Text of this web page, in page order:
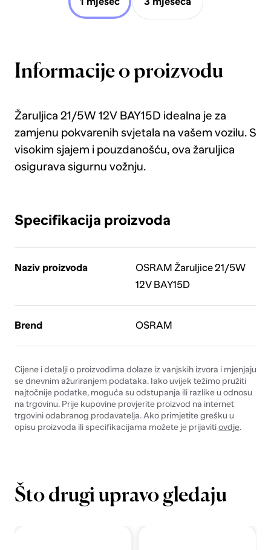
Informacije o proizvodu
Žaruljica 21/5W 12V BAY15D idealna je za
zamjenu pokvarenih svjetala na vašem vozilu. S
visokim sjajem i pouzdanošću, ova žaruljica
osigurava sigurnu vožnju.
Specifikacija proizvoda
Naziv proizvoda
OSRAM Žaruljice 21/5W
12V BAY15D
Brend OSRAM
Cijene i detalji o proizvodima dolaze iz vanjskih izvora i mjenjaju
se dnevnim ažuriranjem podataka. Iako uvijek težimo pružiti
najtočnije podatke, moguća su odstupanja ili razlike u odnosu
na trgovinu. Prije kupovine provjerite proizvod na internet
trgovini odabranog prodavatelja. Ako primjetite grešku u
opisu proizvoda ili specifikacijama možete je prijavitiovdje.
Što drugi upravo gledaju